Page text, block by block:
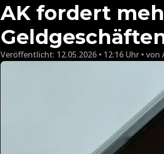
AK fordert
Veröffentlicht: 12.05.2026 • 12:16 Uhr von